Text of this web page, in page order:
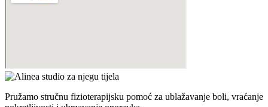
Pružamo stručnu fizioterapijsku pomoć za ublažavanje boli, vraćanje